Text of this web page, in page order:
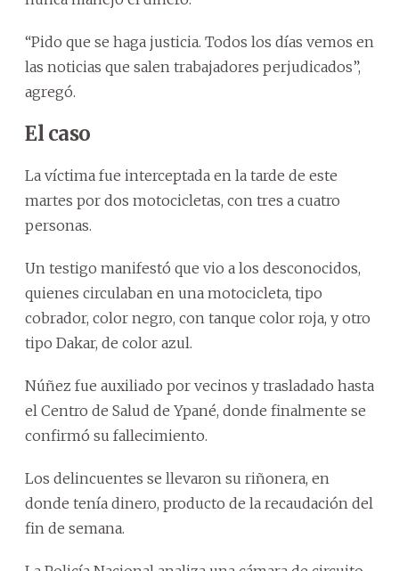
“Pido que se haga justicia. Todos los días vemos en
las noticias que salen trabajadores perjudicados”,
agregó.
El caso
La víctima fue interceptada en la tarde de este
martes por dos motocicletas, con tres a cuatro
personas.
Un testigo manifestó que vio a los desconocidos,
quienes circulaban en una motocicleta, tipo
cobrador, color negro, con tanque color roja, y otro
tipo Dakar, de color azul.
Núñez fue auxiliado por vecinos y trasladado hasta
el Centro de Salud de Ypané, donde finalmente se
confirmó su fallecimiento.
Los delincuentes se llevaron su riñonera, en
donde tenía dinero, producto de la recaudación del
fin de semana.